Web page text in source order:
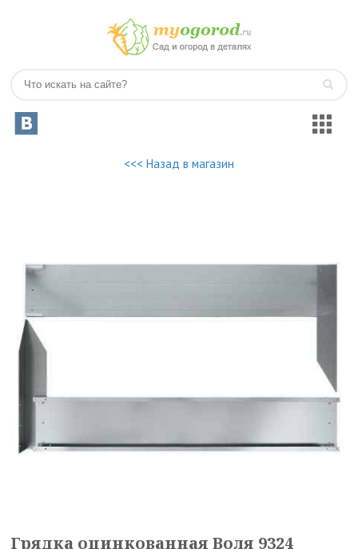
<<< Назад в магазин
Грядка оцинкованная Воля 9324